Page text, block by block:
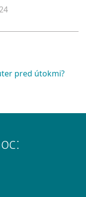
pred útokmi?